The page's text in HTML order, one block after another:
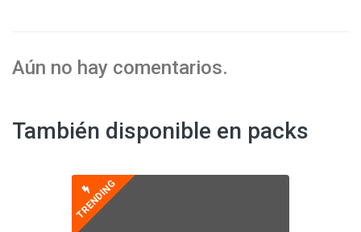
Aún no hay comentarios.
También disponible en packs
TRENDING